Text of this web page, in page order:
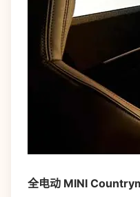
全电动 MINI